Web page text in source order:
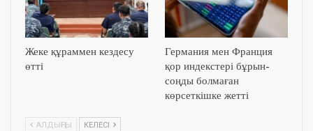
Жеке құраммен кездесу
өтті
Германия мен Франция
қор индекстері бұрын-
соңды болмаған
көрсеткішке жетті
АЛДЫҢҒЫ КЕЛЕСІ